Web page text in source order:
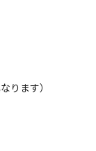
ります）